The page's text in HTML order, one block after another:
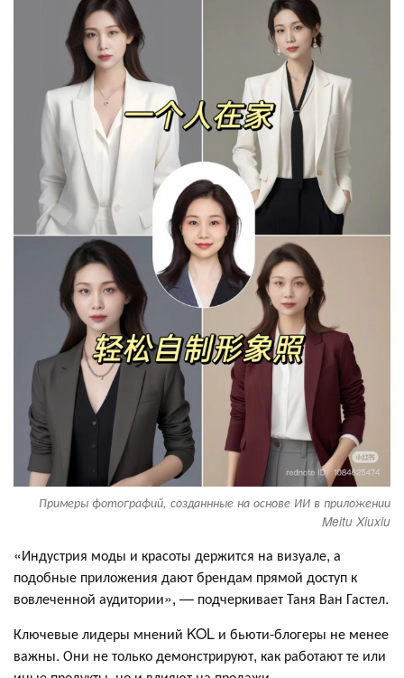
Примеры фотографий, созданнные на основе ИИ в приложении
Meitu Xiuxiu
«Индустрия моды и красоты держится на визуале, а
подобные приложения дают брендам прямой доступ к
вовлеченной аудитории», — подчеркивает Таня Ван Гастел.
Ключевые лидеры мнений KOL и бьюти-блогеры не менее
важны. Они не только демонстрируют, как работают те или